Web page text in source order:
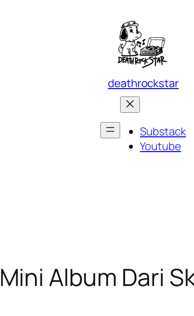
deathrockstar
Substack
Youtube
Album Dari